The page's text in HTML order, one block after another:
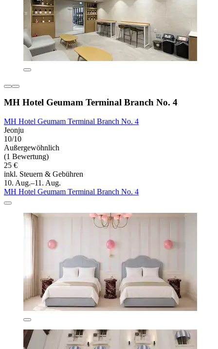
MH Hotel Geumam Terminal Branch No. 4
MH Hotel Geumam Terminal Branch No. 4
Jeonju
10/10
Außergewöhnlich
(1 Bewertung)
25 €
inkl. Steuern & Gebühren
10. Aug.–11. Aug.
MH Hotel Geumam Terminal Branch No. 4